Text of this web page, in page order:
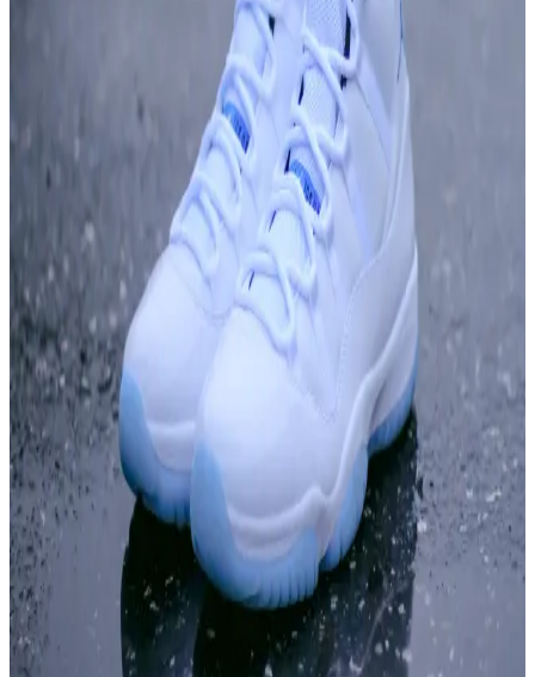
Nike Team Hustle Basketbol Ayakkabıları:
Performans ve Şıklığın Modern Buluşması
Nike Team Hustle serisi, genç ve çocuk basketbolcular için
dayanıklı, hafif ve şık tasarımlı ayakkabılar sunar. Güçlü performans
ve modern tasarımın birleşimi, hareket özgürlüğü ve güvenlik sağlar.
Nike Team Hustle Basketbol Ayakkabısı:
Performans ve Tarzın Buluştuğu En İyi Seçenekler
Nike Team Hustle basketbol ayakkabıları, dayanıklı malzeme,
konfor ve şık tasarımıyla gençler ve çocuklar için ideal. Yüksek
tutuş ve hafif yastıklama teknolojisiyle performansı artırır.
Kobe Yeşil Ayakkabılar: Performans ve Estetiği Bir
Arada Sunan Tasarımlar
Kobe'nin yeşil ayakkabıları, yüksek performans ve şık tasarımıyla
spor ve günlük kullanıma uygun, koleksiyon değeri yüksek
modelleri içerir.
Kırmızı Air Jordan Modelleriyle Şıklık ve
Performansı Bir Arada Yakalayın
Kırmızı Air Jordan modelleri, enerjik tasarımı ve yüksek
performansıyla spor ve günlük şıklığın vazgeçilmezi oluyor. Farklı
modeller ve avantajlar için detaylar burada.